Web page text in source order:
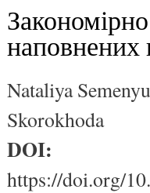
наповнених
Nataliya
Skorokhoda
DOI:
https://doi.org/